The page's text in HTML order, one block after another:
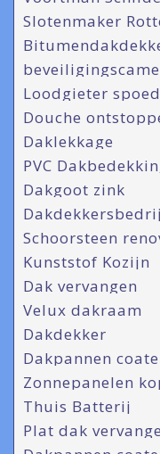
Slotenmaker
Loodgieter spoed
Douche
Daklekkage
PVC
Dakgoot zink
Schoorsteen
Kunststof Kozijn
Dak vervangen
Velux dakraam
Dakdekker
Dakpannen
Zonnepanelen
Thuis Batterij
Plat dak